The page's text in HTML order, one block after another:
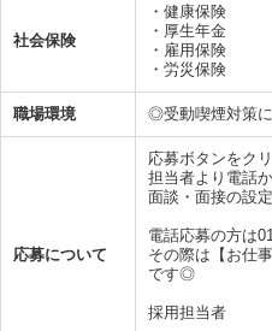
社会保険
・健康保険
・厚生年金
・雇用保険
・労災保険
職場環境 ◎受動喫煙対策
応募について
応募ボタンをク
担当者より電話
面談・面接の設
電話応募の方は
その際は【お仕
です◎
採用担当者